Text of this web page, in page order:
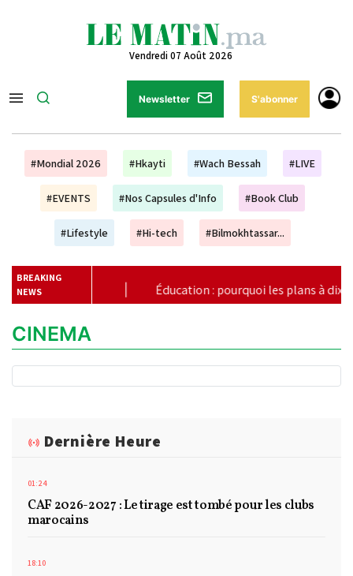
Vendredi 07 Août 2026
Newsletter S'abonner
#Mondial 2026 #Hkayti #Wach Bessah #LIVE
#EVENTS #Nos Capsules d'Info #Book Club
#Lifestyle #Hi-tech #Bilmokhtassar...
BREAKING
NEWS
? Éducation : pourquoi les plans à dix ans ne
CINEMA
Dernière Heure
01:24
CAF 2026-2027 : Le tirage est tombé pour les clubs
marocains
18:10